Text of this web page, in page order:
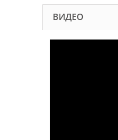
ВИДЕО